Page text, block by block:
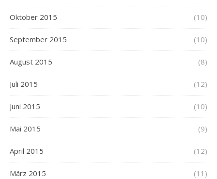
Oktober 2015 (10)
September 2015 (10)
August 2015 (8)
Juli 2015 (12)
Juni 2015 (10)
Mai 2015 (9)
April 2015 (12)
März 2015 (11)